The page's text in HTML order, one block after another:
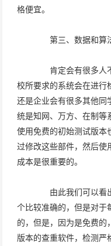
格便宜。
第三、数据和算
肯定会有很多人
校所要求的系统会在进行
还是企业会有很多其他同
统是知网、万方、在制等
使用免费的初始测试版本
过修改这些部件，然后
成本是很重要的。
由此我们可以看
个比较准确的，但是对
的，但是，因为是免费
版本的查重软件，检测